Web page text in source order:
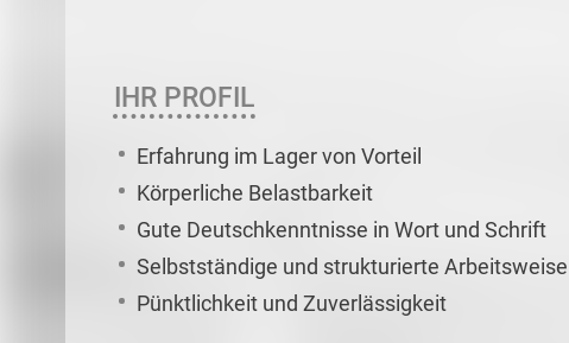
IHR PROFIL
Erfahrung im Lager von Vorteil
Körperliche Belastbarkeit
Gute Deutschkenntnisse in Wort und Schrift
Selbstständige und strukturierte Arbeitsweise
Pünktlichkeit und Zuverlässigkeit